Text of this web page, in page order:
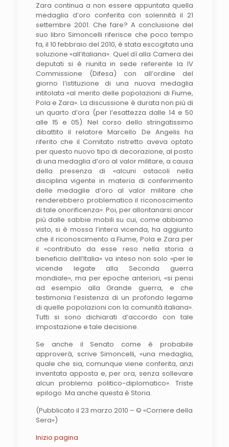
Zara continua a non essere appuntata quella
medaglia d’oro conferita con solennità il 21
settembre 2001. Che fare? A conclusione del
suo libro Simoncelli riferisce che poco tempo
fa, il 10 febbraio del 2010, è stata escogitata una
soluzione «all’italiana». Quel dì alla Camera dei
deputati si è riunita in sede referente la IV
Commissione (Difesa) con all’ordine del
giorno l’istituzione di una nuova medaglia
intitolata «al merito delle popolazioni di Fiume,
Pola e Zara». La discussione è durata non più di
un quarto d’ora (per l’esattezza dalle 14 e 50
alle 15 e 05). Nel corso dello stringatissimo
dibattito il relatore Marcello De Angelis ha
riferito che il Comitato ristretto aveva optato
per questo nuovo tipo di decorazione, al posto
di una medaglia d’oro al valor militare, a causa
della presenza di «alcuni ostacoli nella
disciplina vigente in materia di conferimento
delle medaglie d’oro al valor militare che
renderebbero problematico il riconoscimento
di tale onorificenza». Poi, per allontanarsi ancor
più dalle sabbie mobili su cui, come abbiamo
visto, si è mossa l’intera vicenda, ha aggiunto
che il riconoscimento a Fiume, Pola e Zara per
il «contributo da esse reso nella storia a
beneficio dell’Italia» va inteso non solo «per le
vicende legate alla Seconda guerra
mondiale», ma per epoche anteriori, «si pensi
ad esempio alla Grande guerra, e che
testimonia l’esistenza di un profondo legame
di quelle popolazioni con la comunità italiana».
Tutti si sono dichiarati d’accordo con tale
impostazione e tale decisione.
Se anche il Senato come è probabile
approverà, scrive Simoncelli, «una medaglia,
quale che sia, comunque viene conferita, anzi
inventata apposta e, per ora, senza sollevare
alcun problema politico-diplomatico». Triste
epilogo. Ma anche questa è Storia.
(Pubblicato il 23 marzo 2010 – © «Corriere della
Sera»)
Inizio pagina